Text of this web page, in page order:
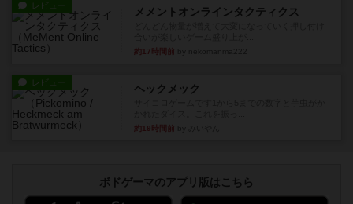
レビュー メメントオンラインタクティクス
約17時間前
レビュー ヘックメック
約19時間前
ボドゲーマのアプリ版はこちら